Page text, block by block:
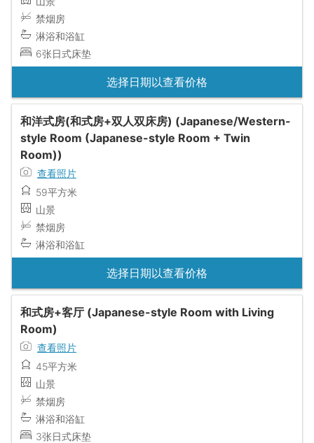
禁烟房
淋浴和浴缸
6张日式床垫
选择日期以查看价格
和洋式房(和式房+双人双床房) (Japanese/Western-
style Room (Japanese-style Room + Twin
Room))
查看照片
59平方米
山景
禁烟房
淋浴和浴缸
选择日期以查看价格
和式房+客厅 (Japanese-style Room with Living
Room)
查看照片
45平方米
山景
禁烟房
淋浴和浴缸
3张日式床垫